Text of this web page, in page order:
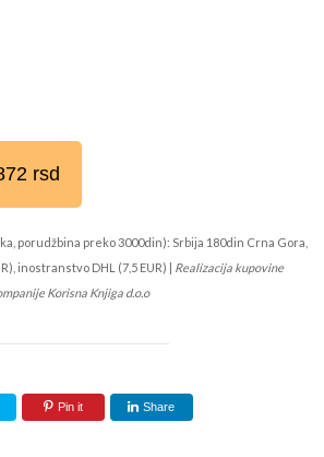
rsd
porudžbina preko 3000din): Srbija 180din Crna Gora,
inostranstvo DHL (7,5 EUR) | Realizacija kupovine
Korisna Knjiga d.o.o
Pin it Share